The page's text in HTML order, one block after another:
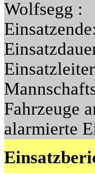
Wolfsegg :
Einsatzende:
Fahrzeuge
alarmierte